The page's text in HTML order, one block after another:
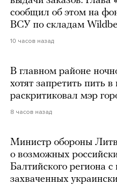
сообщил об этом на
ВСУ по складам
10 часов назад
В главном районе
хотят запретить пить
раскритиковал мэр
8 часов назад
Министр обороны
о возможных
Балтийского региона
захваченных